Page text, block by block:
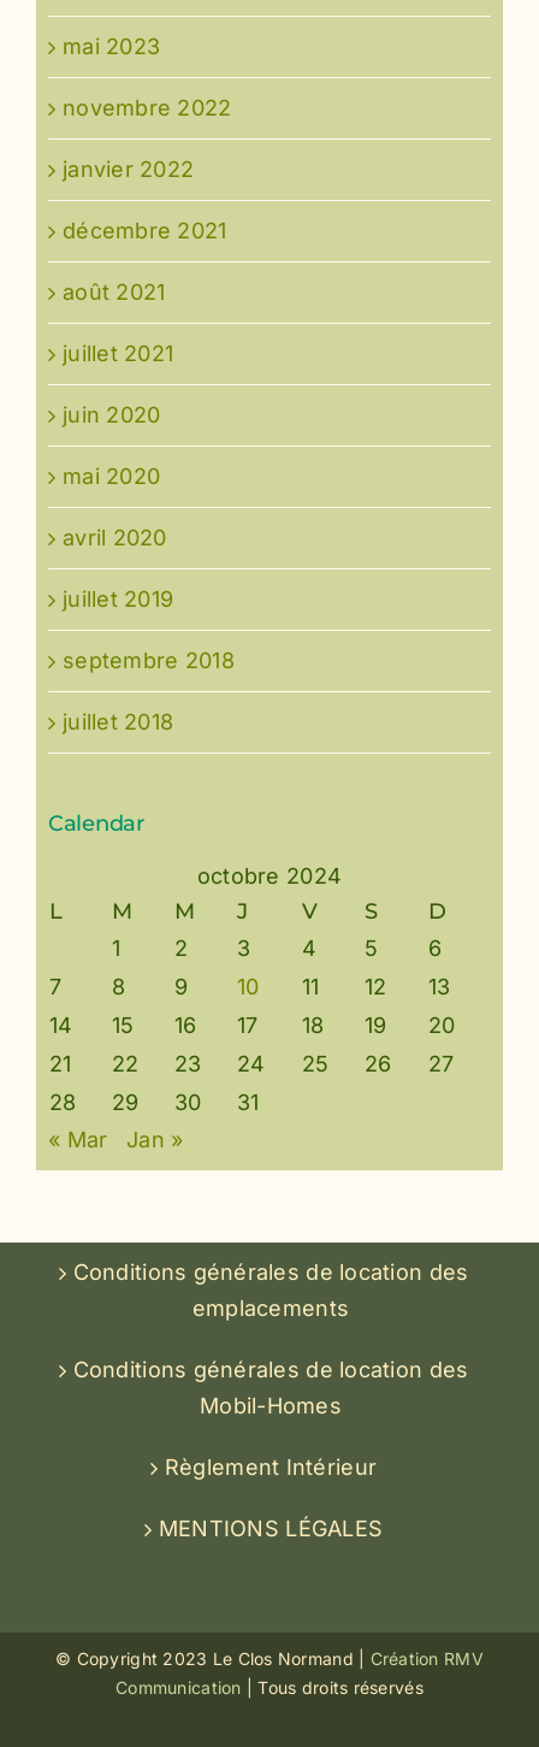
mai 2023
novembre 2022
janvier 2022
décembre 2021
août 2021
juillet 2021
juin 2020
mai 2020
avril 2020
juillet 2019
septembre 2018
juillet 2018
Calendar
octobre 2024
L M M J V S D
1 2 3 4 5
6
7
8 9 10 11 12
13
14
15 16 17 18 19
20
21
22 23 24 25 26
27
28
29 30
31
« Mar
Jan »
Conditions générales de location des
emplacements
Conditions générales de location des
Mobil-Homes
Règlement Intérieur
MENTIONS LÉGALES
© Copyright 2023 Le Clos Normand | Création RMV
Communication
| Tous droits réservés